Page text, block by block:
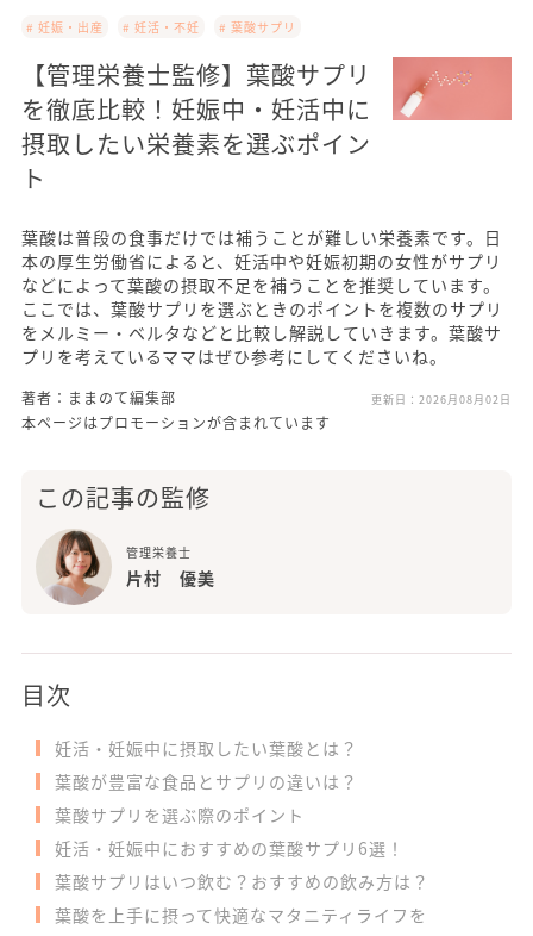
# 妊娠・出産 # 妊活・不妊 # 葉酸サプリ
【管理栄養士監修】葉酸サプリ
を徹底比較！妊娠中・妊活中に
摂取したい栄養素を選ぶポイン
ト
葉酸は普段の食事だけでは補うことが難しい栄養素です。日
本の厚生労働省によると、妊活中や妊娠初期の女性がサプリ
などによって葉酸の摂取不足を補うことを推奨しています。
ここでは、葉酸サプリを選ぶときのポイントを複数のサプリ
をメルミー・ベルタなどと比較し解説していきます。葉酸サ
プリを考えているママはぜひ参考にしてくださいね。
著者：ままのて編集部 更新日： 2026月08月02日
本ページはプロモーションが含まれています
この記事の監修
管理栄養士
片村 優美
目次
妊活・妊娠中に摂取したい葉酸とは？
葉酸が豊富な食品とサプリの違いは？
葉酸サプリを選ぶ際のポイント
妊活・妊娠中におすすめの葉酸サプリ6選！
葉酸サプリはいつ飲む？おすすめの飲み方は？
葉酸を上手に摂って快適なマタニティライフを